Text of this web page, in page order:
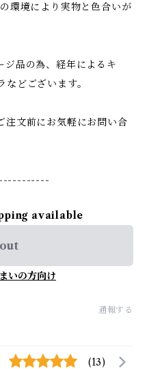
環境により実物と色合いが
品の為、経年によるキ
どございます。
文前にお気軽にお問い合
available
いの方向け
通報する
(13)